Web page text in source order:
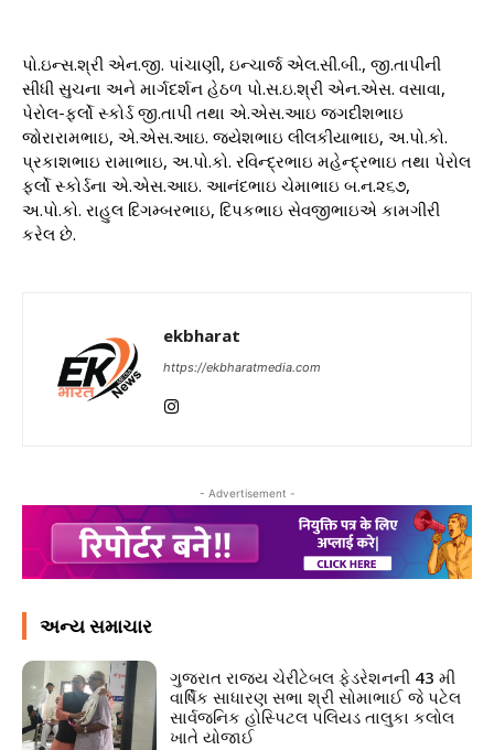
પો.ઇન્સ.શ્રી એન.જી. પાંચાણી, ઇન્ચાર્જ એલ.સી.બી., જી.તાપીની
સીધી સુચના અને માર્ગદર્શન હેઠળ પો.સ.ઇ.શ્રી એન.એસ. વસાવા,
પેરોલ-ફર્લો સ્કોર્ડ જી.તાપી તથા એ.એસ.આઇ જગદીશભાઇ
જોરારામભાઇ, એ.એસ.આઇ. જયેશભાઇ લીલકીયાભાઇ, અ.પો.કો.
પ્રકાશભાઇ રામાભાઇ, અ.પો.કો. રવિન્દ્રભાઇ મહેન્દ્રભાઇ તથા પેરોલ
ફર્લો સ્કોર્ડના એ.એસ.આઇ. આનંદભાઇ ચેમાભાઇ બ.ન.૨૬૭,
અ.પો.કો. રાહુલ દિગમ્બરભાઇ, દિપકભાઇ સેવજીભાઇએ કામગીરી
કરેલ છે.
ekbharat
https://ekbharatmedia.com
- Advertisement -
અન્ય સમાચાર
ગુજરાત રાજ્ય ચેરીટેબલ ફેડરેશનની 43 મી
વાર્ષિક સાધારણ સભા શ્રી સોમાભાઈ જે પટેલ
સાર્વજનિક હોસ્પિટલ પલિયડ તાલુકા કલોલ
ખાતે યોજાઈ